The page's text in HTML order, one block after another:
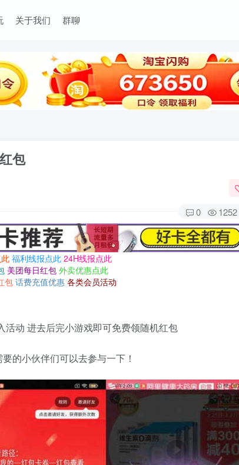
关于我们 群聊
包
0 1252
福利线报点此 24H线报点此
美团每日红包 外卖优惠点此
包 话费充值优惠 各类会员活动
动 进去后完小游戏即可免费领随机红包
的小伙伴们可以去参与一下！